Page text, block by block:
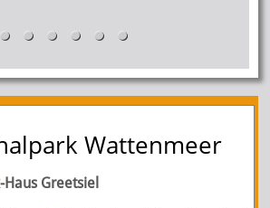
Wattenmeer
Greetsiel